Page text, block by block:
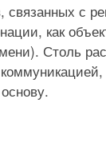
с
как
Столь